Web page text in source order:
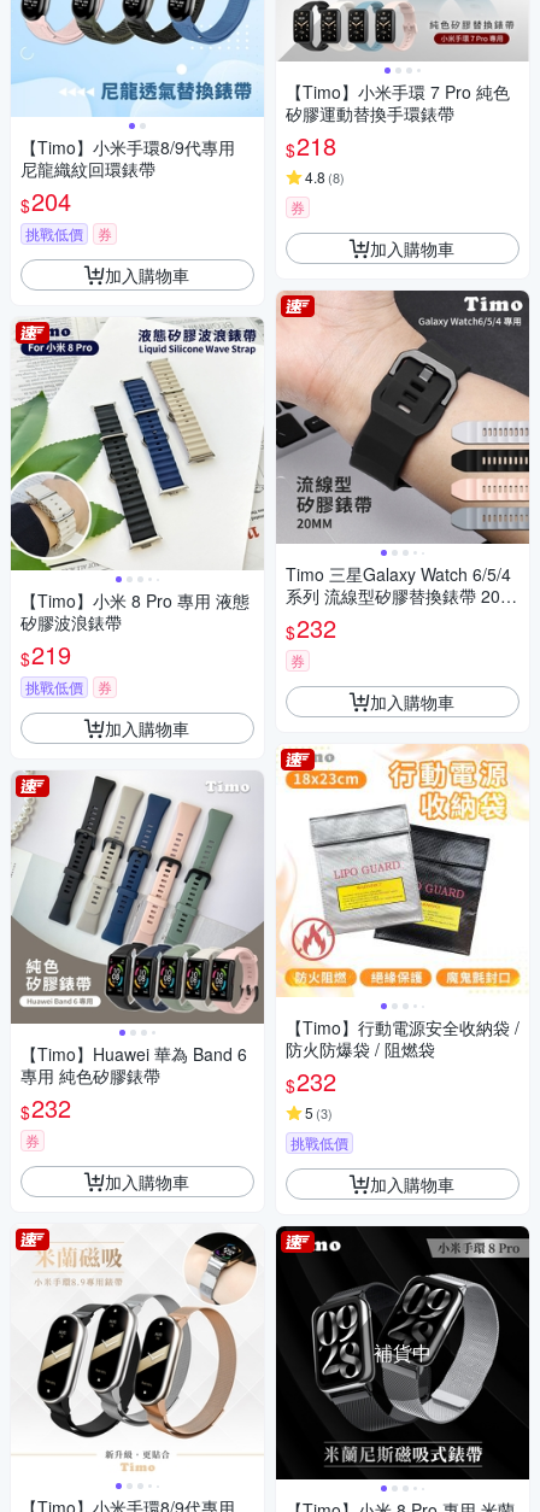
【Timo】小米手環8/9代專用
尼龍織紋回環錶帶
$204
挑戰低價 券
加入購物車
【Timo】小米 8 Pro 專用 液態
矽膠波浪錶帶
$219
挑戰低價 券
加入購物車
【Timo】Huawei 華為 Band 6
專用 純色矽膠錶帶
$232
券
加入購物車
【Timo】小米手環 7 Pro 純色
矽膠運動替換手環錶帶
$218
4.8 (8)
券
加入購物車
Timo 三星Galaxy Watch 6/5/4
系列 流線型矽膠替換錶帶 20m
m
$232
券
加入購物車
【Timo】行動電源安全收納袋 /
防火防爆袋 / 阻燃袋
$232
5 (3)
挑戰低價
加入購物車
補貨中